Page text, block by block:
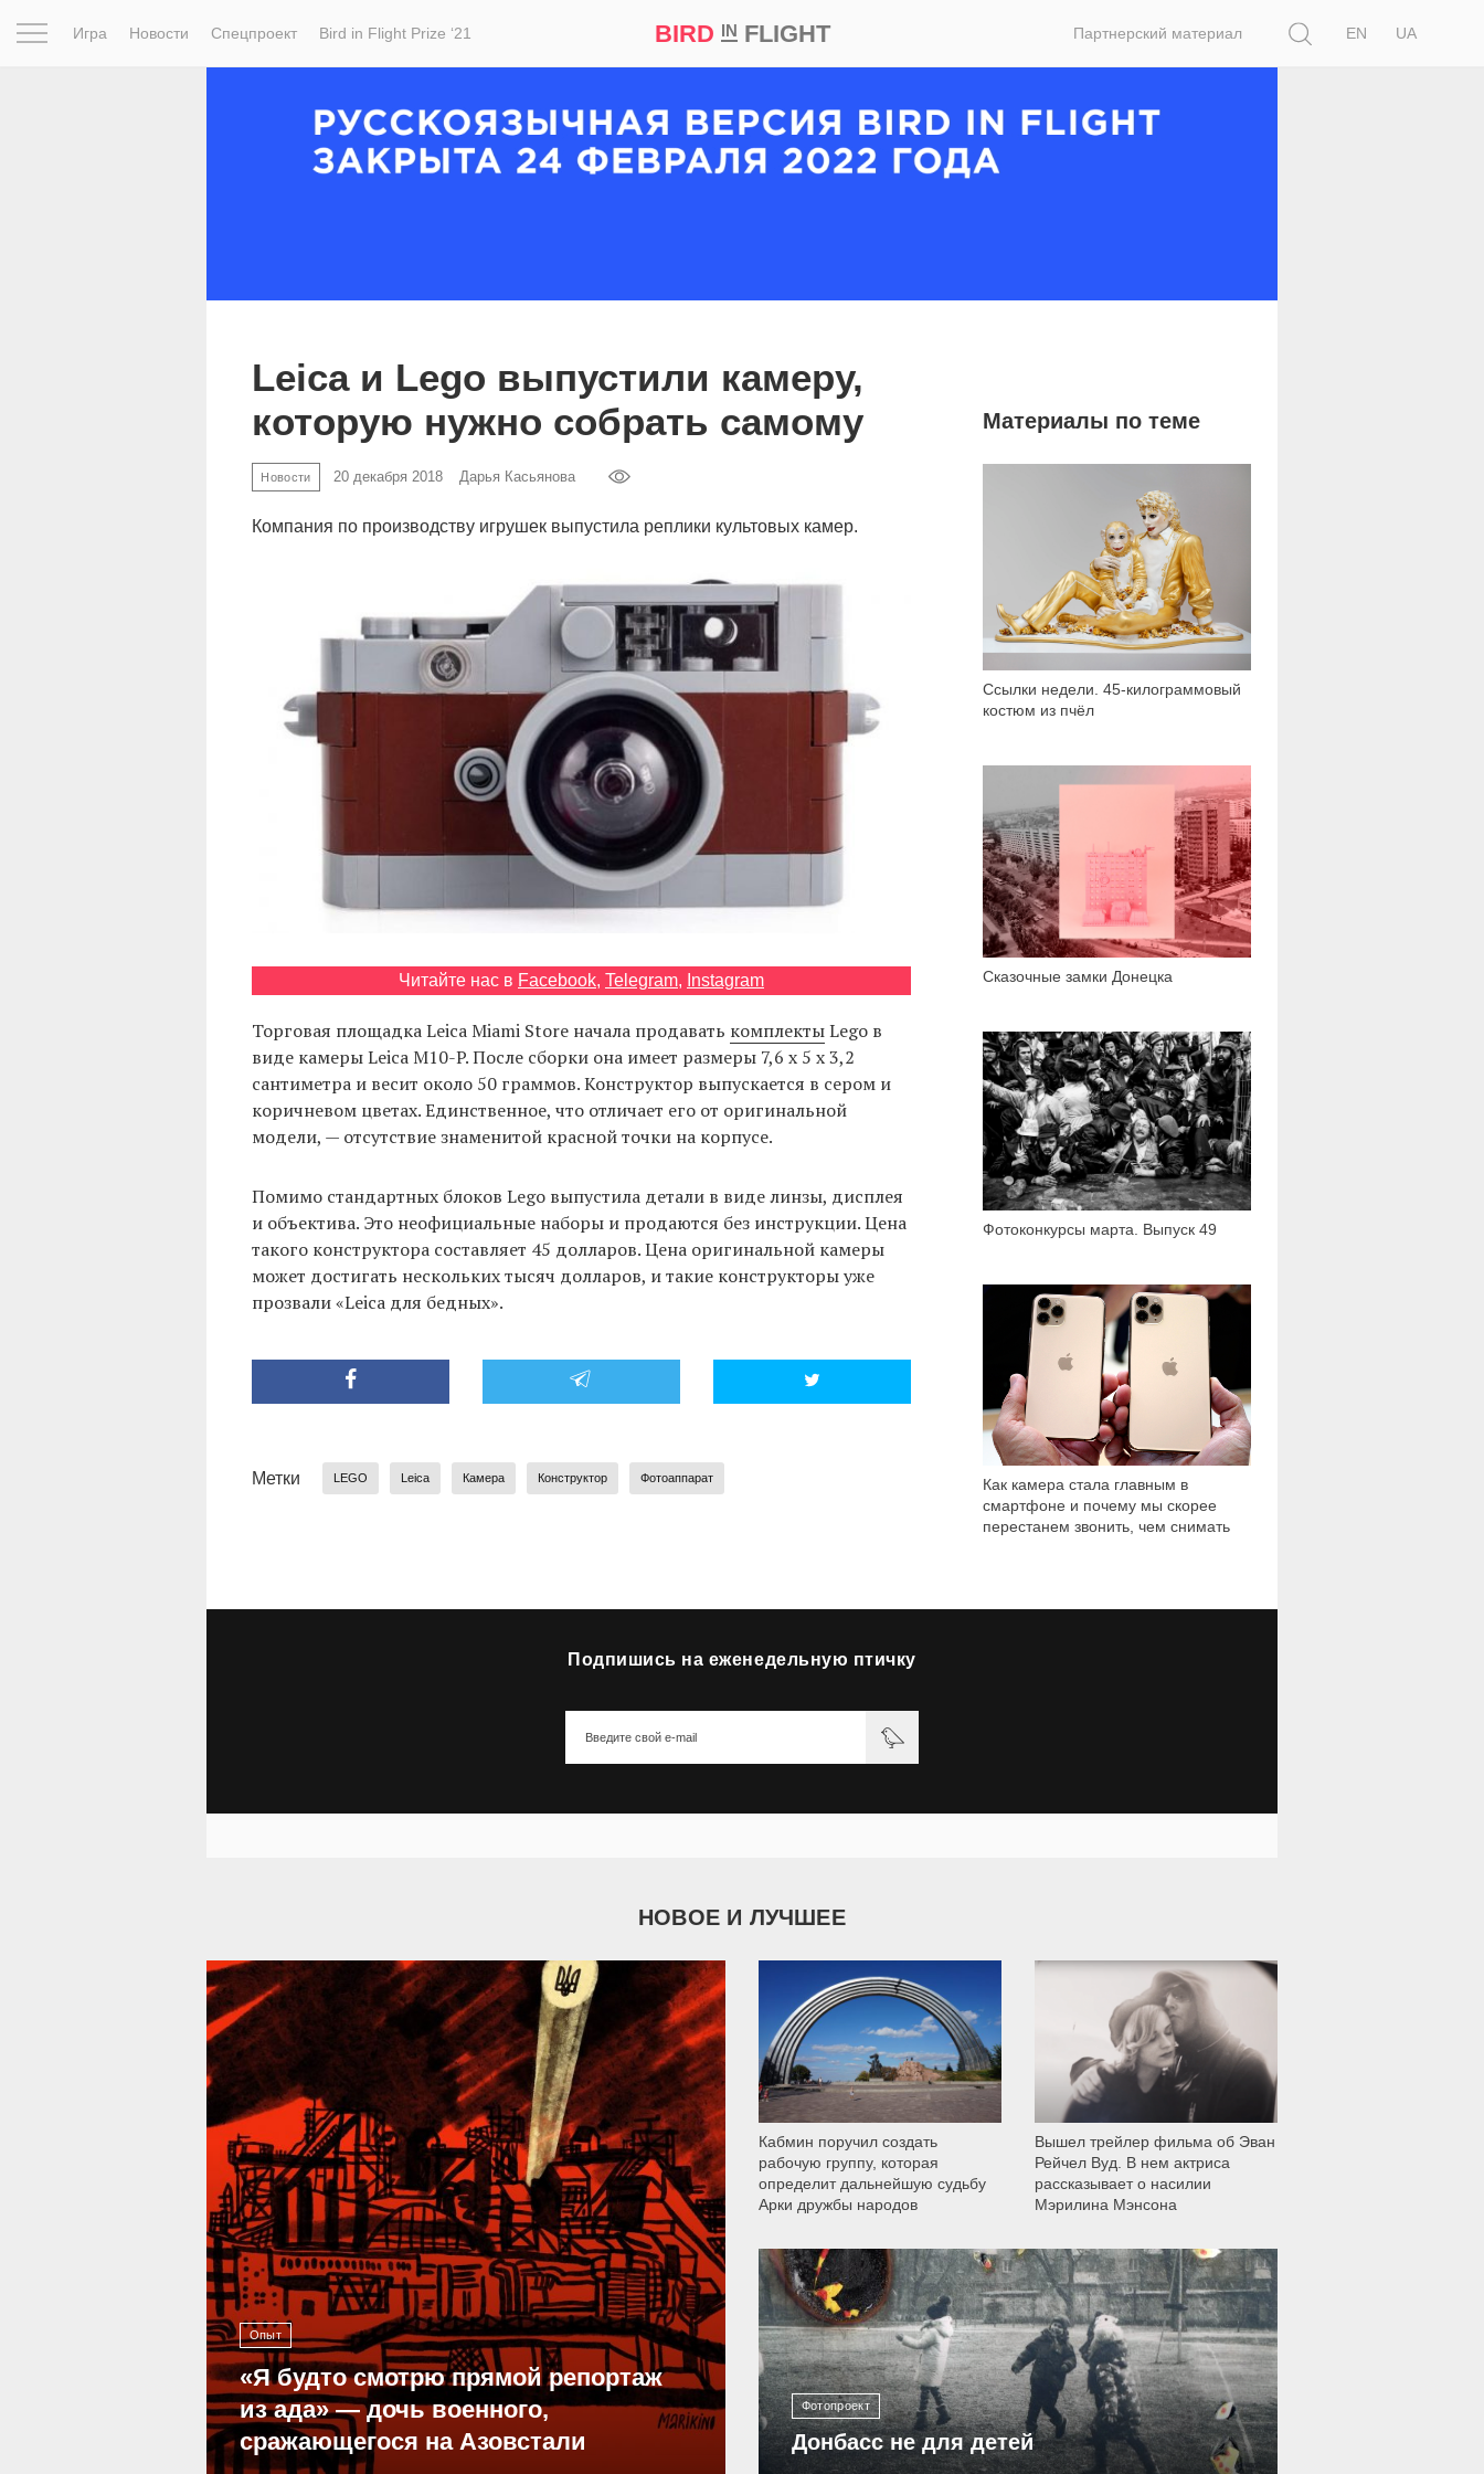
Игра Новости Спецпроект Bird in Flight Prize ‘21 BIRD INFLIGHT Партнерский материал
EN
UA
Leica и Lego выпустили камеру,
которую нужно собрать самому
Новости 20 декабря 2018 Дарья Касьянова
Компания по производству игрушек выпустила реплики культовых камер.
Читайте нас в Facebook, Telegram, Instagram
Торговая площадка Leica Miami Store начала продавать комплектыLego в
виде камеры Leica M10-P. После сборки она имеет размеры 7,6 x 5 x 3,2
сантиметра и весит около 50 граммов. Конструктор выпускается в сером и
коричневом цветах. Единственное, что отличает его от оригинальной
модели, — отсутствие знаменитой красной точки на корпусе.
Помимо стандартных блоков Lego выпустила детали в виде линзы, дисплея
и объектива. Это неофициальные наборы и продаются без инструкции. Цена
такого конструктора составляет 45 долларов. Цена оригинальной камеры
может достигать нескольких тысяч долларов, и такие конструкторы уже
прозвали «Leica для бедных».
Метки LEGO Leica Камера Конструктор Фотоаппарат
Материалы по теме
Ссылки недели. 45-килограммовый
костюм из пчёл
Сказочные замки Донецка
Фотоконкурсы марта. Выпуск 49
1 623
Как камера стала главным в
смартфоне и почему мы скорее
перестанем звонить, чем снимать
4 347
Подпишись на еженедельную птичку
НОВОЕ И ЛУЧШЕЕ
Опыт
«Я будто смотрю прямой репортаж
из ада» — дочь военного,
сражающегося на Азовстали
39 296
Кабмин поручил создать
рабочую группу, которая
определит дальнейшую судьбу
Арки дружбы народов
9 790
Вышел трейлер фильма об Эван
Рейчел Вуд. В нем актриса
рассказывает о насилии
Мэрилина Мэнсона
Фотопроект
Донбасс не для детей
12 305